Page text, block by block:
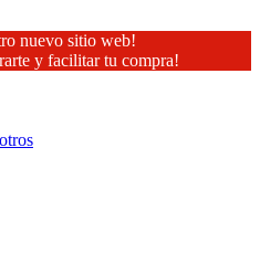
nuevo sitio web!
y facilitar tu compra!